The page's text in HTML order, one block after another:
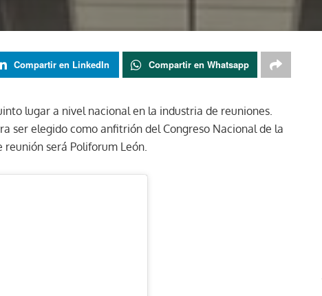
Compartir en LinkedIn Compartir en Whatsapp
lugar a nivel nacional en la industria de reuniones.
ser elegido como anfitrión del Congreso Nacional de la
reunión será Poliforum León.